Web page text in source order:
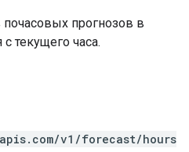
прогнозов в
текущего часа.
v1/forecast/hours